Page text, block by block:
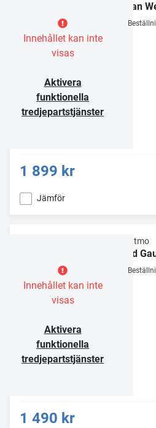
Innehållet kan inte
visas
Aktivera
funktionella
tredjepartstjänster
Urban
1 899 kr
Jämför
Innehållet kan inte
visas
Aktivera
funktionella
tredjepartstjänster
Netatmo
Wind
1 490 kr